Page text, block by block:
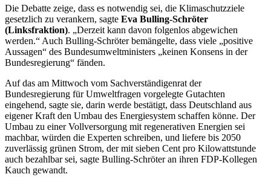
Die Debatte zeige, dass es notwendig sei, die Klimaschutzziele
gesetzlich zu verankern, sagte Eva Bulling-Schröter
(Linksfraktion). „Derzeit kann davon folgenlos abgewichen
werden.“ Auch Bulling-Schröter bemängelte, dass viele „positive
Aussagen“ des Bundesumweltministers „keinen Konsens in der
Bundesregierung“ fänden.
Auf das am Mittwoch vom Sachverständigenrat der
Bundesregierung für Umweltfragen vorgelegte Gutachten
eingehend, sagte sie, darin werde bestätigt, dass Deutschland aus
eigener Kraft den Umbau des Energiesystem schaffen könne. Der
Umbau zu einer Vollversorgung mit regenerativen Energien sei
machbar, würden die Experten schreiben, und liefere bis 2050
zuverlässig grünen Strom, der mit sieben Cent pro Kilowattstunde
auch bezahlbar sei, sagte Bulling-Schröter an ihren FDP-Kollegen
Kauch gewandt.